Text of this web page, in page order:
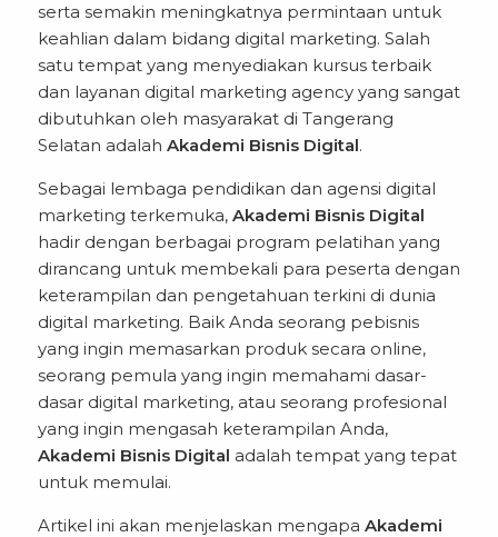
serta semakin meningkatnya permintaan untuk
keahlian dalam bidang digital marketing. Salah
satu tempat yang menyediakan kursus terbaik
dan layanan digital marketing agency yang sangat
dibutuhkan oleh masyarakat di Tangerang
Selatan adalah Akademi Bisnis Digital.
Sebagai lembaga pendidikan dan agensi digital
marketing terkemuka, Akademi Bisnis Digital
hadir dengan berbagai program pelatihan yang
dirancang untuk membekali para peserta dengan
keterampilan dan pengetahuan terkini di dunia
digital marketing. Baik Anda seorang pebisnis
yang ingin memasarkan produk secara online,
seorang pemula yang ingin memahami dasar-
dasar digital marketing, atau seorang profesional
yang ingin mengasah keterampilan Anda,
Akademi Bisnis Digital adalah tempat yang tepat
untuk memulai.
Artikel ini akan menjelaskan mengapa Akademi